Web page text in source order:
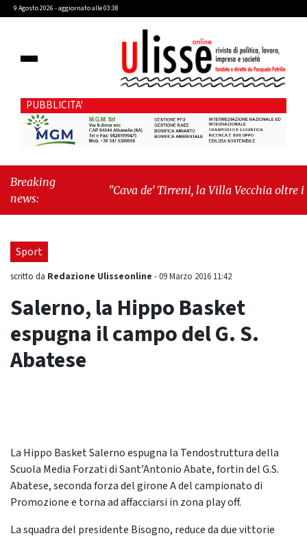
9 Agosto 2026 - aggiornato alle 03:38
PUBBLICITA'
Breaking
news:
"Cava de’ Tirreni, la Villa Vecchia oltre i
Sport
scritto da Redazione Ulisseonline -09 Marzo 2016 11:42
Salerno, la Hippo Basket
espugna il campo del G. S.
Abatese
La Hippo Basket Salerno espugna la Tendostruttura della
Scuola Media Forzati di Sant’Antonio Abate, fortin del G.S.
Abatese, seconda forza del girone A del campionato di
Promozione e torna ad affacciarsi in zona play off.
La squadra del presidente Bisogno, reduce da due vittorie